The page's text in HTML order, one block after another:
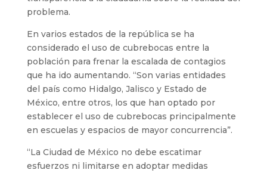
problema.
En varios estados de la república se ha
considerado el uso de cubrebocas entre la
población para frenar la escalada de contagios
que ha ido aumentando. “Son varias entidades
del país como Hidalgo, Jalisco y Estado de
México, entre otros, los que han optado por
establecer el uso de cubrebocas principalmente
en escuelas y espacios de mayor concurrencia”.
“La Ciudad de México no debe escatimar
esfuerzos ni limitarse en adoptar medidas